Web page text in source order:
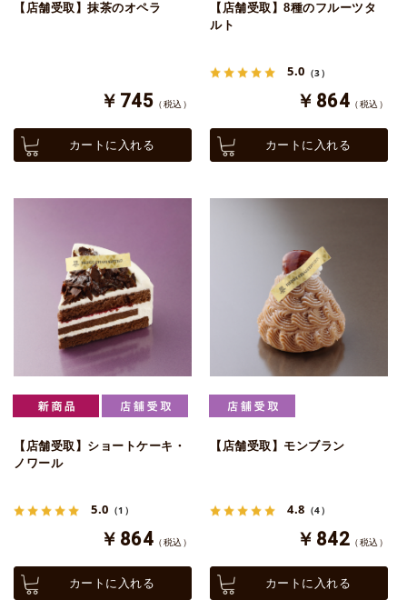
【店舗受取】抹茶のオペラ
￥745 （税込）
カートに入れる
【店舗受取】8種のフルーツタ
ルト
5.0 （3）
￥864 （税込）
カートに入れる
【店舗受取】ショートケーキ・
ノワール
5.0 （1）
￥864 （税込）
カートに入れる
【店舗受取】モンブラン
4.8 （4）
￥842 （税込）
カートに入れる